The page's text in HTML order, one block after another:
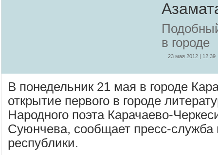
в городе
23 мая 2012 | 12:39
В понедельник 21 мая в городе
открытие первого в городе
Народного поэта Карачаево-
Суюнчева, сообщает пресс-служба
республики.